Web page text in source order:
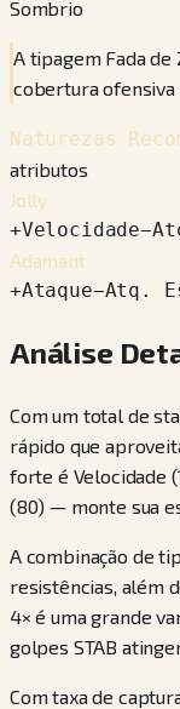
Sombrio
A tipagem Fada
cobertura
Naturezas
atributos
Jolly
+Velocidade−
Adamant
+Ataque−Atq.
Análise
Com um total de
rápido que
forte é Velocidade
(80) — monte sua
A combinação de
resistências, além
4× é uma grande
golpes STAB
Com taxa de